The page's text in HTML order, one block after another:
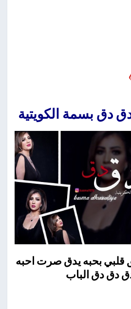
دق بسمة الكويتية
قلبي بحبه يدق صرت احبه
دق دق الباب